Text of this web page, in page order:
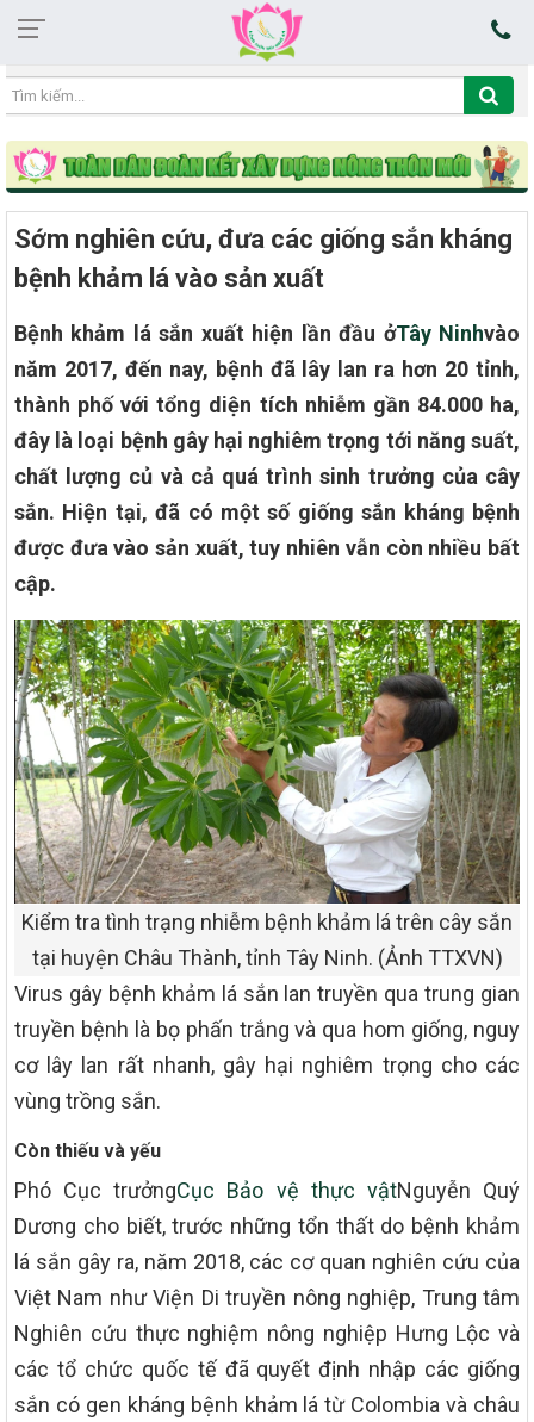
03:02:32 09/08/2026
Sớm nghiên cứu, đưa các giống sắn kháng
bệnh khảm lá vào sản xuất
Bệnh khảm lá sắn xuất hiện lần đầu ởTây Ninhvào
năm 2017, đến nay, bệnh đã lây lan ra hơn 20 tỉnh,
thành phố với tổng diện tích nhiễm gần 84.000 ha,
đây là loại bệnh gây hại nghiêm trọng tới năng suất,
chất lượng củ và cả quá trình sinh trưởng của cây
sắn. Hiện tại, đã có một số giống sắn kháng bệnh
được đưa vào sản xuất, tuy nhiên vẫn còn nhiều bất
cập.
Kiểm tra tình trạng nhiễm bệnh khảm lá trên cây sắn
tại huyện Châu Thành, tỉnh Tây Ninh. (Ảnh TTXVN)
Virus gây bệnh khảm lá sắn lan truyền qua trung gian
truyền bệnh là bọ phấn trắng và qua hom giống, nguy
cơ lây lan rất nhanh, gây hại nghiêm trọng cho các
vùng trồng sắn.
Còn thiếu và yếu
Phó Cục trưởngCục Bảo vệ thực vậtNguyễn Quý
Dương cho biết, trước những tổn thất do bệnh khảm
lá sắn gây ra, năm 2018, các cơ quan nghiên cứu của
Việt Nam như Viện Di truyền nông nghiệp, Trung tâm
Nghiên cứu thực nghiệm nông nghiệp Hưng Lộc và
các tổ chức quốc tế đã quyết định nhập các giống
sắn có gen kháng bệnh khảm lá từ Colombia và châu